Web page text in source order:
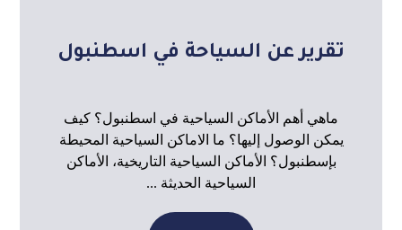
تقرير عن السياحة في اسطنبول
ماهي أهم الأماكن السياحية في اسطنبول؟ كيف
يمكن الوصول إليها؟ ما الاماكن السياحية المحيطة
بإسطنبول؟ الأماكن السياحية التاريخية، الأماكن
السياحية الحديثة ...